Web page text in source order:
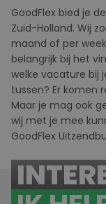
GoodFlex bied je
Zuid-Holland. Wij
maand of per
belangrijk bij het
welke vacature bij
tussen? Er komen
Maar je mag ook
wij met je mee
GoodFlex U